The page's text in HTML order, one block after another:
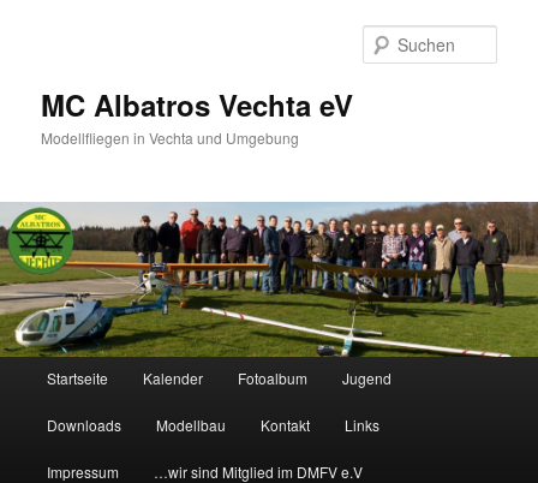
MC Albatros Vechta eV
Modellfliegen in Vechta und Umgebung
Zum Inhalt wechseln
Zum sekundären Inhalt wechseln
Startseite Kalender Fotoalbum Jugend
Downloads Modellbau Kontakt Links
Impressum …wir sind Mitglied im DMFV e.V